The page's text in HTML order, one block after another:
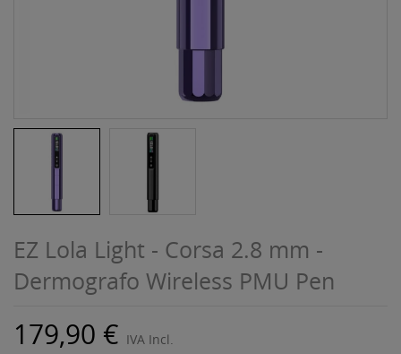
EZ Lola Light - Corsa 2.8 mm -
Dermografo Wireless PMU Pen
179,90 € IVA Incl.